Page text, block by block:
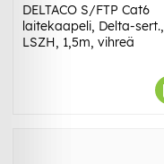
DELTACO S/FTP Cat6
laitekaapeli, Delta-sert.,
LSZH, 1,5m, vihreä